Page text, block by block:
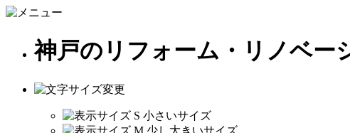
神戸のリフォーム・リノベー